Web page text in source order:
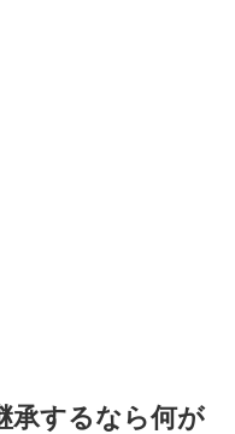
承するなら何が